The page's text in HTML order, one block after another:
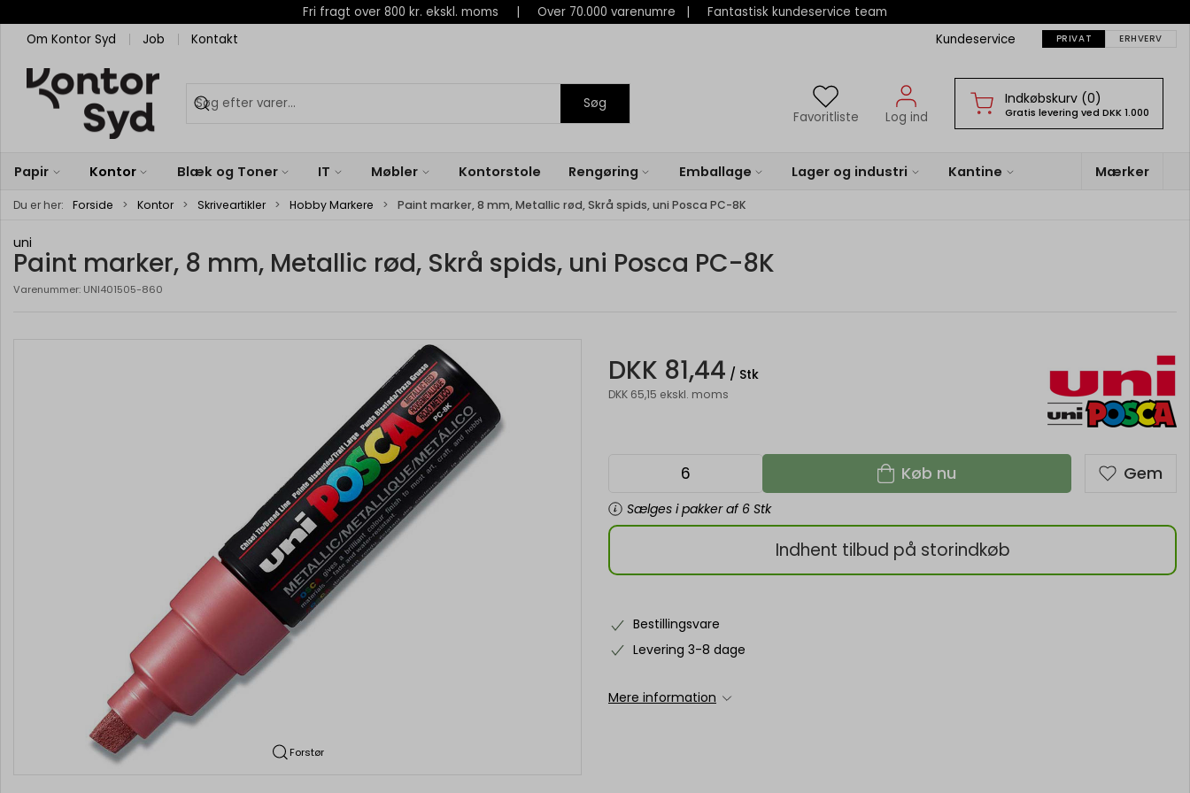
Fri fragt over 800 kr. ekskl. moms | Over 70.000 varenumre | Fantastisk kundeservice team
Om Kontor Syd
Job Kontakt Kundeservice PRIVAT ERHVERV
Søg
Favoritliste
Log ind
Indkøbskurv (0)
Gratis levering ved DKK 1.000
Papir Kontor Blæk og Toner IT Møbler Kontorstole Rengøring Emballage Lager og industri Kantine Mærker
Du er her: Forside Kontor Skriveartikler Hobby Markere Paint marker, 8 mm, Metallic rød, Skrå spids, uni Posca PC-8K
uni
Paint marker, 8 mm, Metallic rød, Skrå spids, uni Posca PC-8K
Varenummer: UNI401505-860
Forstør
DKK 81,44 / Stk
DKK 65,15 ekskl. moms
Køb nu
Sælges i pakker af 6 Stk
Gem
Indhent tilbud på storindkøb
Bestillingsvare
Levering 3-8 dage
Mere information